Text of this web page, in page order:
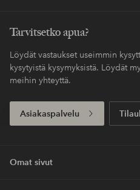
Tarvitsetko apua?
Löydät vastaukset useimmin
kysytyistä kysymyksistä. Löydät
meihin yhteyttä.
Asiakaspalvelu
Omat sivut